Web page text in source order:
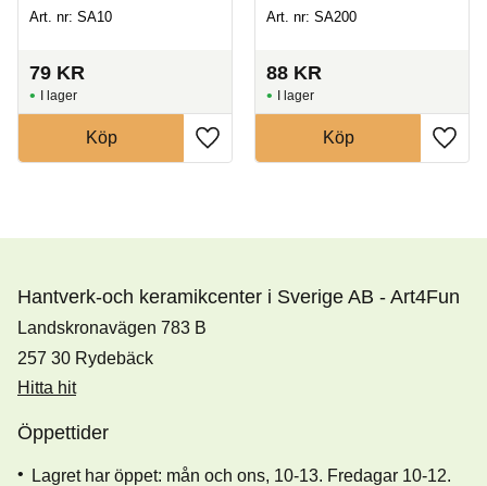
Art. nr: SA10
79 KR
I lager
Köp
Art. nr: SA200
88 KR
I lager
Köp
Hantverk-och keramikcenter i Sverige AB - Art4Fun
Landskronavägen 783 B
257 30 Rydebäck
Hitta hit
Öppettider
Lagret har öppet: mån och ons, 10-13. Fredagar 10-12.